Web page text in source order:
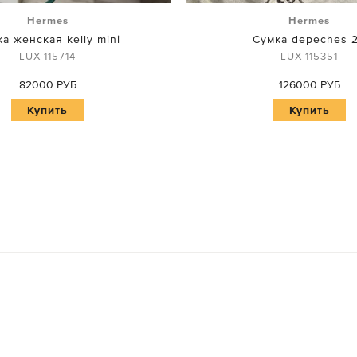
Hermes
женская kelly mini
LUX-115714
82000 РУБ
Купить
Hermes
Сумка depeches
LUX-115351
126000 РУБ
Купить